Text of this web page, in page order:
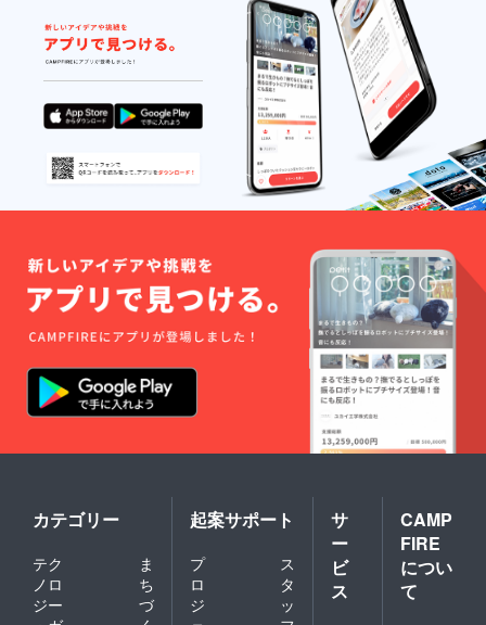
カテゴリー
テク
ノロ
ジー
ま
ち
づ
起案サポート
プ
ロ
ジ
ス
タ
ッ
サ
ー
ビ
ス
CAMP
FIRE
につい
て